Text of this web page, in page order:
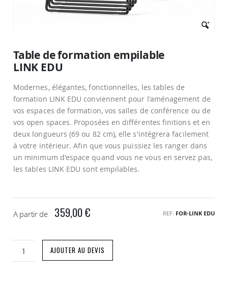
début
de
Galerie
d’images
Table de formation empilable
LINK EDU
Modernes, élégantes, fonctionnelles, les tables de
formation LINK EDU conviennent pour l'aménagement de
vos espaces de formation, vos salles de conférence ou de
vos open spaces. Proposées en différentes finitions et en
deux longueurs (69 ou 82 cm), elle s'intégrera facilement
à votre intérieur. Afin que vous puissiez les ranger dans
un minimum d'espace quand vous ne vous en servez pas,
les tables LINK EDU sont empilables.
A partir de 359,00 € REF FOR-LINK EDU
AJOUTER AU DEVIS